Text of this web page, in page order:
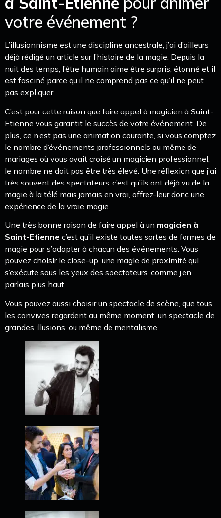
votre événement ?
L’illusionnisme est une discipline ancestrale, j’ai d’ailleurs
déjà rédigé un article sur l’histoire de la magie. Depuis la
nuit des temps, l’être humain aime être surpris, étonné et il
est fasciné parce qu’il ne comprend pas ce qu’il ne peut
pas expliquer.
C’est pour cette raison que faire appel à magicien à Saint-
Etienne vous garantit le succès de votre événement. De
plus, ce n’est pas une animation courante, si vous comptez
le nombre d’événements professionnels ou même de
mariages où vous avait croisé un magicien professionnel,
le nombre ne doit pas être très élevé. Une réflexion que j’ai
très souvent des spectateurs, c’est qu’ils ont déjà vu de la
magie à la télé mais jamais en vrai, offrez-leur donc une
expérience de la vraie magie.
Une très bonne raison de faire appel à un magicien à
Saint-Etienne c’est qu’il existe toutes sortes de formes de
magie pour s’adapter à chacun des événements. Vous
pouvez choisir le close-up, une magie de proximité qui
s’exécute sous les yeux des spectateurs, comme j’en
parlais plus haut.
Vous pouvez aussi choisir un spectacle de scène, que tous
les convives regardent au même moment, un spectacle de
grandes illusions, ou même de mentalisme.